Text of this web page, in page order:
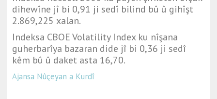
dihewîne jî bi 0,91 ji sedî bilind bû û gihîşt
2.869,225 xalan.
Indeksa CBOE Volatility Indexku nîşana
guherbarîya bazaran dide jî bi 0,36 ji sedî
kêm bû û daket asta 16,70.
Ajansa Nûçeyan a Kurdî